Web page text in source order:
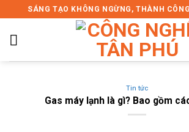
to
content
SÁNG TẠO KHÔNG NGỪNG, THÀNH
Tin tức
Gas máy lạnh là gì? Bao gồm